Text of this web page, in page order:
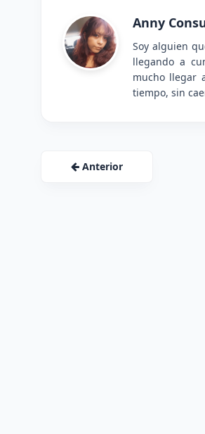
Anny
Soy alguien
llegando a
mucho llegar
tiempo, sin
Anterior